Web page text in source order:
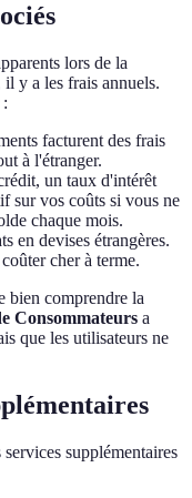
lors de la
y a les frais annuels.
facturent des frais
à l'étranger.
un taux d'intérêt
sur vos coûts si vous ne
chaque mois.
en devises étrangères.
cher à terme.
bien comprendre la
Consommateurs a
que les utilisateurs ne
supplémentaires